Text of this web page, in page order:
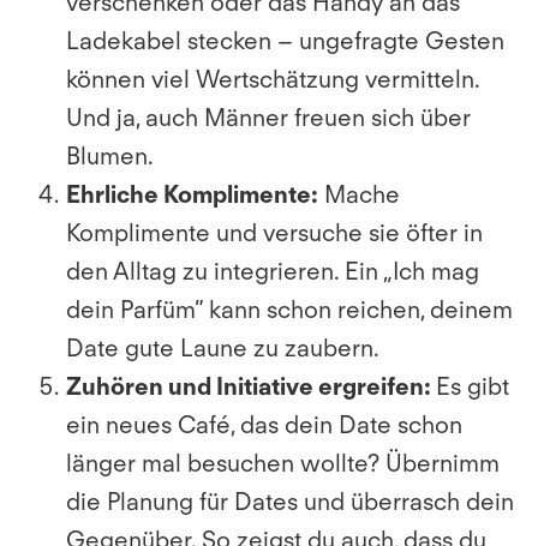
Ladekabel stecken – ungefragte Gesten
können viel Wertschätzung vermitteln.
Und ja, auch Männer freuen sich über
Blumen.
Ehrliche Komplimente: Mache
Komplimente und versuche sie öfter in
den Alltag zu integrieren. Ein „Ich mag
dein Parfüm” kann schon reichen, deinem
Date gute Laune zu zaubern.
Zuhören und Initiative ergreifen: Es gibt
ein neues Café, das dein Date schon
länger mal besuchen wollte? Übernimm
die Planung für Dates und überrasch dein
Gegenüber. So zeigst du auch, dass du